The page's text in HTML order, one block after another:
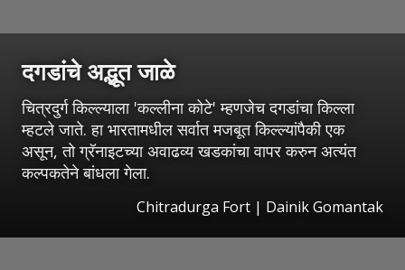
दगडांचे अद्भूत जाळे
चित्रदुर्ग किल्ल्याला 'कल्लीना कोटे' म्हणजेच दगडांचा किल्ला
म्हटले जाते. हा भारतामधील सर्वात मजबूत किल्ल्यांपैकी एक
असून, तो ग्रॅनाइटच्या अवाढव्य खडकांचा वापर करुन अत्यंत
कल्पकतेने बांधला गेला.
Chitradurga Fort | Dainik Gomantak